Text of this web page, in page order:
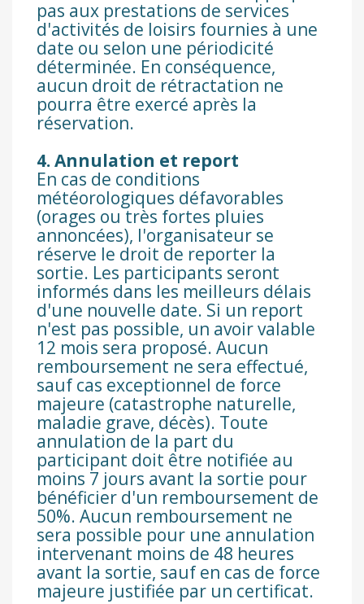
pas aux prestations de services
d'activités de loisirs fournies à une
date ou selon une périodicité
déterminée. En conséquence,
aucun droit de rétractation ne
pourra être exercé après la
réservation.
4. Annulation et report
En cas de conditions
météorologiques défavorables
(orages ou très fortes pluies
annoncées), l'organisateur se
réserve le droit de reporter la
sortie. Les participants seront
informés dans les meilleurs délais
d'une nouvelle date. Si un report
n'est pas possible, un avoir valable
12 mois sera proposé. Aucun
remboursement ne sera effectué,
sauf cas exceptionnel de force
majeure (catastrophe naturelle,
maladie grave, décès). Toute
annulation de la part du
participant doit être notifiée au
moins 7 jours avant la sortie pour
bénéficier d'un remboursement de
50%. Aucun remboursement ne
sera possible pour une annulation
intervenant moins de 48 heures
avant la sortie, sauf en cas de force
majeure justifiée par un certificat.